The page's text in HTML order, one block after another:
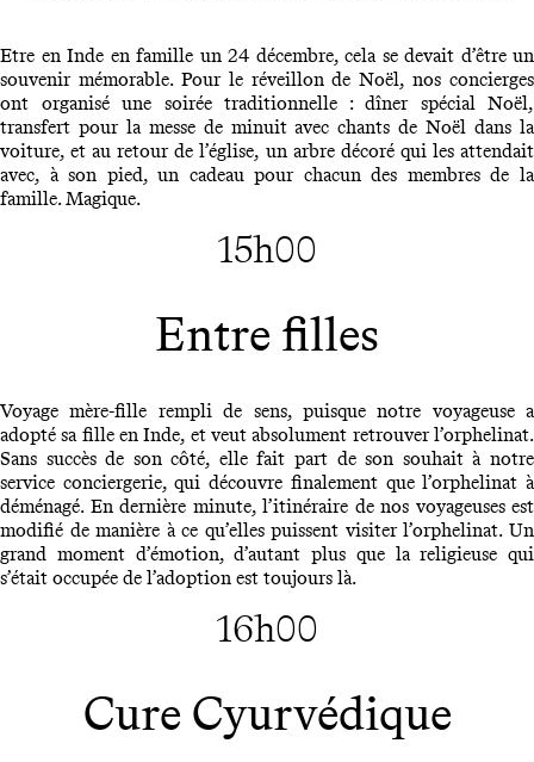
Etre en Inde en famille un 24 décembre, cela se devait d’être un
souvenir mémorable. Pour le réveillon de Noël, nos concierges
ont organisé une soirée traditionnelle : dîner spécial Noël,
transfert pour la messe de minuit avec chants de Noël dans la
voiture, et au retour de l’église, un arbre décoré qui les attendait
avec, à son pied, un cadeau pour chacun des membres de la
famille. Magique.
15h00
Entre filles
Voyage mère-fille rempli de sens, puisque notre voyageuse a
adopté sa fille en Inde, et veut absolument retrouver l’orphelinat.
Sans succès de son côté, elle fait part de son souhait à notre
service conciergerie, qui découvre finalement que l’orphelinat à
déménagé. En dernière minute, l’itinéraire de nos voyageuses est
modifié de manière à ce qu’elles puissent visiter l’orphelinat. Un
grand moment d’émotion, d’autant plus que la religieuse qui
s’était occupée de l’adoption est toujours là.
16h00
Cure Cyurvédique